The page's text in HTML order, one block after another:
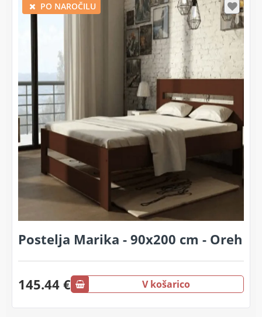
PO NAROČILU
Postelja Marika - 90x200 cm - Oreh
145.44 € V košarico